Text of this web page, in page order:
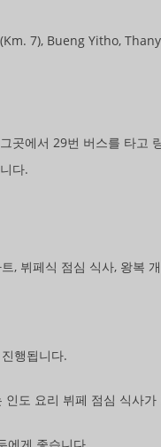
7), Bueng Yitho,
곳에서 29번 버스를 타고
다.
, 뷔페식 점심 식사, 왕복
행됩니다.
도 요리 뷔페 점심 식사
에게 좋습니다.